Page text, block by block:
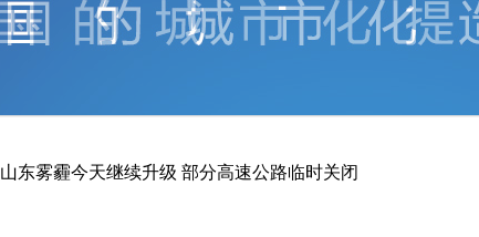
山东雾霾今天继续升级 部分高速公路临时关闭